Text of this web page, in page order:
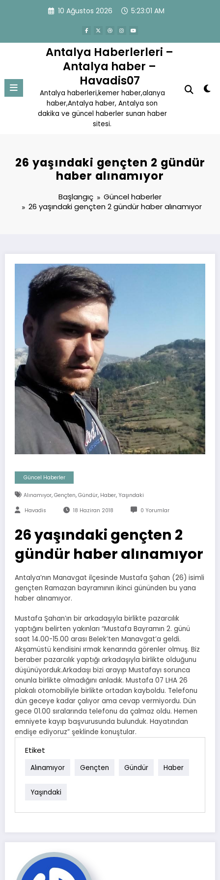
10 Ağustos 2026 5:23:02 AM
Antalya Haberlerleri –
Antalya haber –
Havadis07
Antalya haberleri,kemer haber,alanya
haber,Antalya haber, Antalya son
dakika ve güncel haberler sunan haber
sitesi.
26 yaşındaki gençten 2 gündür
haber alınamıyor
Başlangıç
Güncel haberler
26 yaşındaki gençten 2 gündür haber alınamıyor
Güncel Haberler
Alınamıyor, Gençten, Gündür, Haber, Yaşındaki
Havadis 18 Haziran 2018 0 Yorumlar
26 yaşındaki gençten 2
gündür haber alınamıyor
Antalya’nın Manavgat ilçesinde Mustafa Şahan (26) isimli
gençten Ramazan bayramının ikinci gününden bu yana
haber alınamıyor.
Mustafa Şahan’ın bir arkadaşıyla birlikte pazarcılık
yaptığını belirten yakınları “Mustafa Bayramın 2. günü
saat 14.00-15.00 arası Belek’ten Manavgat’a geldi.
Akşamüstü kendisini ırmak kenarında görenler olmuş. Biz
beraber pazarcılık yaptığı arkadaşıyla birlikte olduğunu
düşünüyorduk.Arkadaşı bizi arayıp Mustafayı sorunca
onunla birlikte olmadığını anladık. Mustafa 07 LHA 26
plakalı otomobiliyle birlikte ortadan kayboldu. Telefonu
dün geceye kadar çalıyor ama cevap vermiyordu. Dün
gece 01.00 sıralarında telefonu da çalmaz oldu. Hemen
emniyete kayıp başvurusunda bulunduk. Hayatından
endişe ediyoruz” şeklinde konuştular.
Etiket
Alınamıyor Gençten Gündür Haber
Yaşındaki